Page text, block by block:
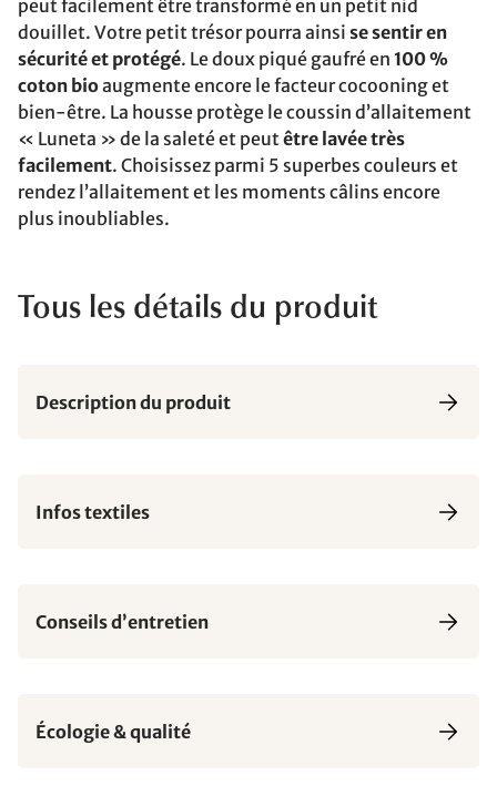
peut facilement être transformé en un petit nid
douillet. Votre petit trésor pourra ainsi se sentir en
sécurité et protégé. Le doux piqué gaufré en 100 %
coton bioaugmente encore le facteur cocooning et
bien-être. La housse protège le coussin d’allaitement
« Luneta » de la saleté et peutêtre lavée très
facilement. Choisissez parmi 5 superbes couleurs et
rendez l’allaitement et les moments câlins encore
plus inoubliables.
Tous les détails du produit
Description du produit
Infos textiles
Conseils d’entretien
Écologie & qualité